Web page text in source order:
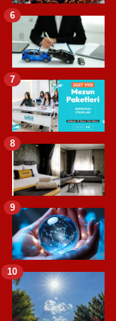
6
7
8
9
10